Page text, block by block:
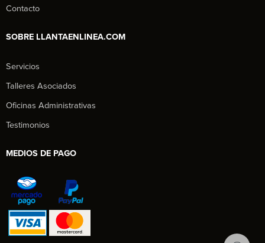
Contacto
SOBRE LLANTAENLINEA.COM
Servicios
Talleres Asociados
Oficinas Administrativas
Testimonios
MEDIOS DE PAGO